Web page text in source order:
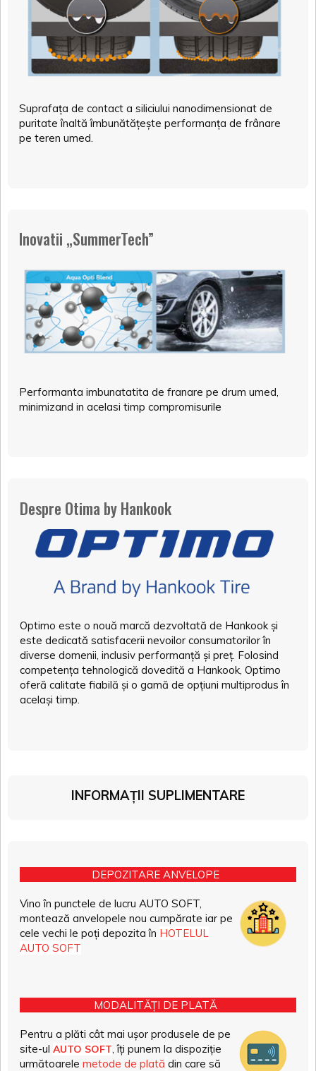
Suprafața de contact a siliciului nanodimensionat de
puritate înaltă îmbunătățește performanța de frânare
pe teren umed.
Inovatii „SummerTech”
Performanta imbunatatita de franare pe drum umed,
minimizand in acelasi timp compromisurile
Despre Otima by Hankook
Optimo este o nouă marcă dezvoltată de Hankook și
este dedicată satisfacerii nevoilor consumatorilor în
diverse domenii, inclusiv performanță și preț. Folosind
competența tehnologică dovedită a Hankook, Optimo
oferă calitate fiabilă și o gamă de opțiuni multiprodus în
același timp.
INFORMAȚII SUPLIMENTARE
DEPOZITARE ANVELOPE
Vino în punctele de lucru AUTO SOFT,
montează anvelopele nou cumpărate iar pe
cele vechi le poți depozita în HOTELUL
AUTO SOFT
MODALITĂȚI DE PLATĂ
Pentru a plăti cât mai ușor produsele de pe
site-ul AUTO SOFT , îți punem la dispoziție
următoarele metode de plată din care să